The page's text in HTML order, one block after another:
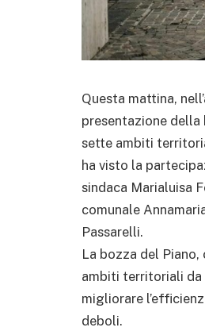
Questa mattina,
presentazione
sette ambiti
ha visto la
sindaca Marialuisa
comunale
Passarelli.
La bozza del
ambiti territoriali da
migliorare
deboli.